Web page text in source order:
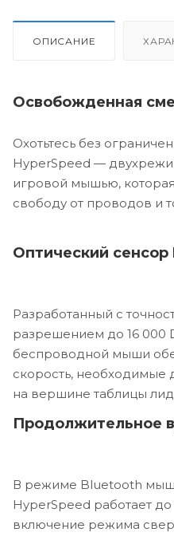
ОПИСАНИЕ
Освобожденная
Охотьтесь без
HyperSpeed —
игровой мышью,
свободу от проводов и
Оптический сенсор
Разработанный с
разрешением до 16 000
беспроводной мыши
скорость, необходимые
на вершине таблицы
Продолжительное
В режиме Bluetooth
HyperSpeed работает
включение режима